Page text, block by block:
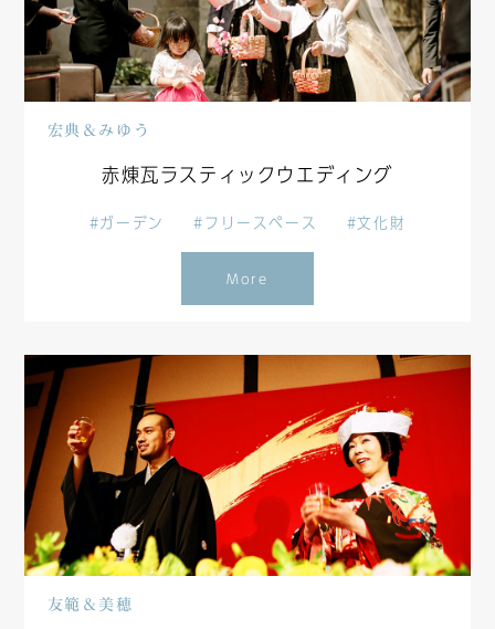
宏典＆みゆう
赤煉瓦ラスティックウエディング
#ガーデン #フリースペース #文化財
More
友範＆美穂